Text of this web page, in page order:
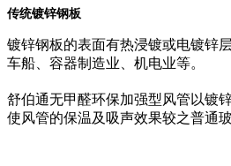
传统镀锌钢板
镀锌钢板的表面有热浸镀或电镀锌
车船、容器制造业、机电业等。
舒伯通无甲醛环保加强型风管以镀
使风管的保温及吸声效果较之普通玻